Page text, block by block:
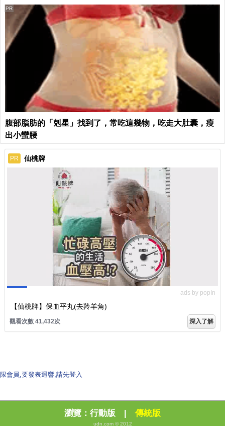
腹部脂肪的「剋星」找到了，常吃這幾物，吃走大肚囊，瘦
出小蠻腰
PR
PR 仙桃牌
ads by popIn
【仙桃牌】保血平丸(去羚羊角)
觀看次數 41,439次 深入了解
限會員,要發表迴響,請先登入
瀏覽： 行動版 | 傳統版
udn.com © 2012